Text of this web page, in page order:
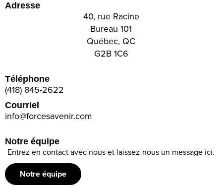
Adresse
40, rue Racine
Bureau 101
Québec, QC
G2B 1C6
Téléphone
(418) 845-2622
Courriel
info@forcesavenir.com
Notre équipe
Entrez en contact avec nous et laissez-nous un message ici.
Notre équipe